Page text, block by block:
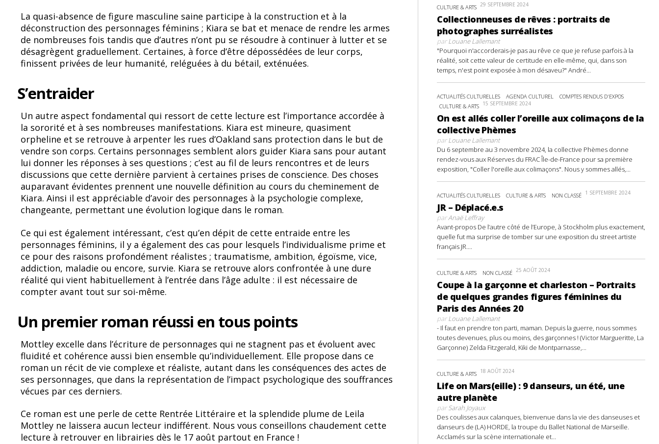
La quasi-absence de figure masculine saine participe à la construction et à la
déconstruction des personnages féminins ; Kiara se bat et menace de rendre les armes
de nombreuses fois tandis que d’autres n’ont pu se résoudre à continuer à lutter et se
désagrègent graduellement. Certaines, à force d’être dépossédées de leur corps,
finissent privées de leur humanité, reléguées à du bétail, exténuées.
S’entraider
Un autre aspect fondamental qui ressort de cette lecture est l’importance accordée à
la sororité et à ses nombreuses manifestations. Kiara est mineure, quasiment
orpheline et se retrouve à arpenter les rues d’Oakland sans protection dans le but de
vendre son corps. Certains personnages semblent alors guider Kiara sans pour autant
lui donner les réponses à ses questions ; c’est au fil de leurs rencontres et de leurs
discussions que cette dernière parvient à certaines prises de conscience. Des choses
auparavant évidentes prennent une nouvelle définition au cours du cheminement de
Kiara. Ainsi il est appréciable d’avoir des personnages à la psychologie complexe,
changeante, permettant une évolution logique dans le roman.
Ce qui est également intéressant, c’est qu’en dépit de cette entraide entre les
personnages féminins, il y a également des cas pour lesquels l’individualisme prime et
ce pour des raisons profondément réalistes ; traumatisme, ambition, égoïsme, vice,
addiction, maladie ou encore, survie. Kiara se retrouve alors confrontée à une dure
réalité qui vient habituellement à l’entrée dans l’âge adulte : il est nécessaire de
compter avant tout sur soi-même.
Un premier roman réussi en tous points
Mottley excelle dans l’écriture de personnages qui ne stagnent pas et évoluent avec
fluidité et cohérence aussi bien ensemble qu’individuellement. Elle propose dans ce
roman un récit de vie complexe et réaliste, autant dans les conséquences des actes de
ses personnages, que dans la représentation de l’impact psychologique des souffrances
vécues par ces derniers.
Ce roman est une perle de cette Rentrée Littéraire et la splendide plume de Leila
Mottley ne laissera aucun lecteur indifférent. Nous vous conseillons chaudement cette
lecture à retrouver en librairies dès le 17 août partout en France !
CULTURE & ARTS 29 SEPTEMBRE 2024
Collectionneuses de rêves : portraits de
photographes surréalistes
parLouane Lallemant
"Pourquoi n'accorderais-je pas au rêve ce que je refuse parfois à la
réalité, soit cette valeur de certitude en elle-même, qui, dans son
temps, n'est point exposée à mon désaveu?" André...
ACTUALITÉS CULTURELLES AGENDA CULTUREL
COMPTES RENDUS D'EXPOS
CULTURE & ARTS 15 SEPTEMBRE 2024
On est allés coller l’oreille aux colimaçons de la
collective Phèmes
parLouane Lallemant
Du 6 septembre au 3 novembre 2024, la collective Phèmes donne
rendez-vous aux Réserves du FRAC Île-de-France pour sa première
exposition, "Coller l'oreille aux colimaçons". Nous y sommes allés,...
ACTUALITÉS CULTURELLES CULTURE & ARTS NON CLASSÉ 1 SEPTEMBRE 2024
JR – Déplacé.e.s
parAnaë Leffray
Avant-propos De l’autre côté de l’Europe, à Stockholm plus exactement,
quelle fut ma surprise de tomber sur une exposition du street artiste
français JR....
CULTURE & ARTS NON CLASSÉ 25 AOÛT 2024
Coupe à la garçonne et charleston – Portraits
de quelques grandes figures féminines du
Paris des Années 20
parLouane Lallemant
- Il faut en prendre ton parti, maman. Depuis la guerre, nous sommes
toutes devenues, plus ou moins, des garçonnes ! (Victor Margueritte, La
Garçonne) Zelda Fitzgerald, Kiki de Montparnasse,...
CULTURE & ARTS 18 AOÛT 2024
Life on Mars(eille) : 9 danseurs, un été, une
autre planète
parSarah Joyaux
Des coulisses aux calanques, bienvenue dans la vie des danseuses et
danseurs de (LA) HORDE, la troupe du Ballet National de Marseille.
Acclamés sur la scène internationale et...